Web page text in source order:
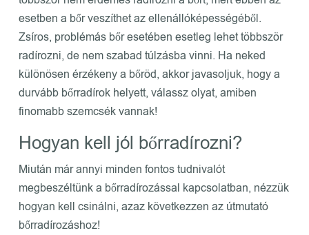
esetben a bőr veszíthet az ellenállóképességéből.
Zsíros, problémás bőr esetében esetleg lehet többször
radírozni, de nem szabad túlzásba vinni. Ha neked
különösen érzékeny a bőröd, akkor javasoljuk, hogy a
durvább bőrradírok helyett, válassz olyat, amiben
finomabb szemcsék vannak!
Hogyan kell jól bőrradírozni?
Miután már annyi minden fontos tudnivalót
megbeszéltünk a bőrradírozással kapcsolatban, nézzük
hogyan kell csinálni, azaz következzen az útmutató
bőrradírozáshoz!